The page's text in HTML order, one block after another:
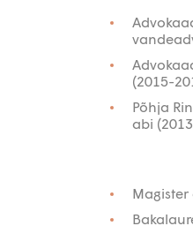
(2015-
Põhja
abi
Magister